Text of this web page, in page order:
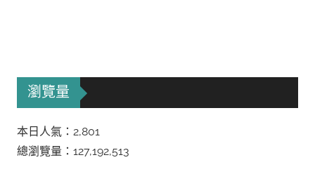
瀏覽量
本日人氣：2,801
總瀏覽量：127,192,513